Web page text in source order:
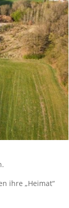
ihre „Heimat“